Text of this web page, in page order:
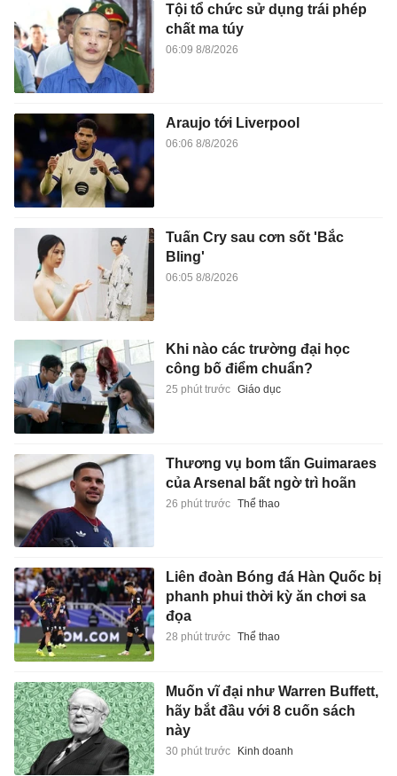
Tội tổ chức sử dụng trái phép
chất ma túy
06:09 8/8/2026
Araujo tới Liverpool
06:06 8/8/2026
Tuấn Cry sau cơn sốt 'Bắc
Bling'
06:05 8/8/2026
Khi nào các trường đại học
công bố điểm chuẩn?
25 phút trước Giáo dục
Thương vụ bom tấn Guimaraes
của Arsenal bất ngờ trì hoãn
26 phút trước Thể thao
Liên đoàn Bóng đá Hàn Quốc bị
phanh phui thời kỳ ăn chơi sa
đọa
28 phút trước Thể thao
Muốn vĩ đại như Warren Buffett,
hãy bắt đầu với 8 cuốn sách
này
30 phút trước Kinh doanh